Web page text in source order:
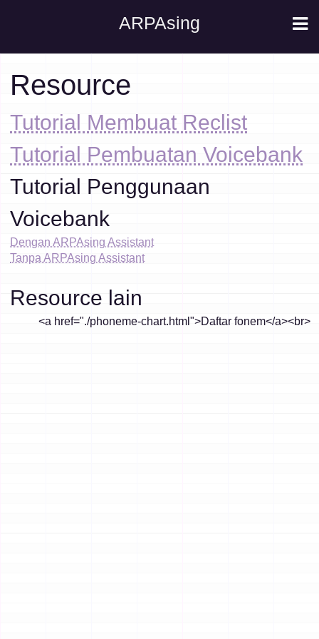
ARPAsing
Resource
Tutorial Membuat Reclist
Tutorial Pembuatan Voicebank
Tutorial Penggunaan
Voicebank
Dengan ARPAsing Assistant
Tanpa ARPAsing Assistant
Resource lain